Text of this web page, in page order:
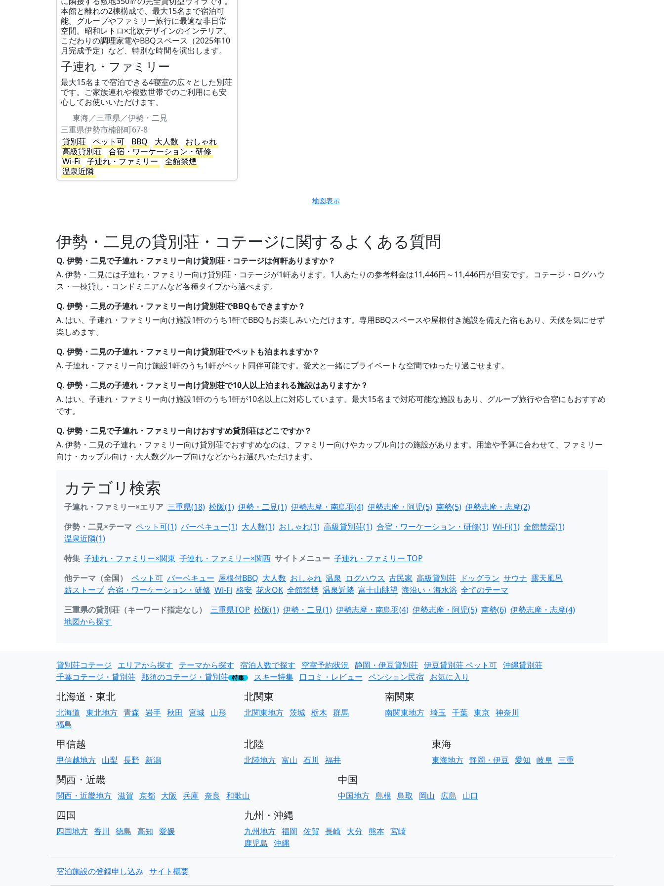
本館と離れの2棟構成で、最大15名まで宿泊可
能。グループやファミリー旅行に最適な非日常
空間。昭和レトロ×北欧デザインのインテリア、
こだわりの調理家電やBBQスペース（2025年10
月完成予定）など、特別な時間を演出します。
子連れ・ファミリー
最大15名まで宿泊できる4寝室の広々とした別荘
です。ご家族連れや複数世帯でのご利用にも安
心してお使いいただけます。
東海／三重県／伊勢・二見
三重県伊勢市楠部町67-8
貸別荘
ペット可 BBQ 大人数
おしゃれ
高級貸別荘
合宿・ワーケーション・研修
Wi-Fi
子連れ・ファミリー
全館禁煙
温泉近隣
地図表示
伊勢・二見の貸別荘・コテージに関するよくある質問
Q. 伊勢・二見で子連れ・ファミリー向け貸別荘・コテージは何軒ありますか？
A. 伊勢・二見には子連れ・ファミリー向け貸別荘・コテージが1軒あります。1人あたりの参考料金は11,446円～11,446円が目安です。コテージ・ログハウ
ス・一棟貸し・コンドミニアムなど各種タイプから選べます。
Q. 伊勢・二見の子連れ・ファミリー向け貸別荘でBBQもできますか？
A. はい、子連れ・ファミリー向け施設1軒のうち1軒でBBQもお楽しみいただけます。専用BBQスペースや屋根付き施設を備えた宿もあり、天候を気にせず
楽しめます。
Q. 伊勢・二見の子連れ・ファミリー向け貸別荘でペットも泊まれますか？
A. 子連れ・ファミリー向け施設1軒のうち1軒がペット同伴可能です。愛犬と一緒にプライベートな空間でゆったり過ごせます。
Q. 伊勢・二見の子連れ・ファミリー向け貸別荘で10人以上泊まれる施設はありますか？
A. はい、子連れ・ファミリー向け施設1軒のうち1軒が10名以上に対応しています。最大15名まで対応可能な施設もあり、グループ旅行や合宿にもおすすめ
です。
Q. 伊勢・二見で子連れ・ファミリー向けおすすめ貸別荘はどこですか？
A. 伊勢・二見の子連れ・ファミリー向け貸別荘でおすすめなのは、ファミリー向けやカップル向けの施設があります。用途や予算に合わせて、ファミリー
向け・カップル向け・大人数グループ向けなどからお選びいただけます。
カテゴリ検索
子連れ・ファミリー×エリア 三重県(18) 松阪(1) 伊勢・二見(1) 伊勢志摩・南鳥羽(4) 伊勢志摩・阿児(5) 南勢(5) 伊勢志摩・志摩(2)
伊勢・二見×テーマ ペット可(1) バーベキュー(1) 大人数(1) おしゃれ(1) 高級貸別荘(1) 合宿・ワーケーション・研修(1) Wi-Fi(1) 全館禁煙(1)
温泉近隣(1)
特集 子連れ・ファミリー×関東 子連れ・ファミリー×関西 サイトメニュー 子連れ・ファミリー TOP
他テーマ（全国）
ペット可 バーベキュー 屋根付BBQ 大人数 おしゃれ 温泉 ログハウス 古民家 高級貸別荘 ドッグラン サウナ 露天風呂
薪ストーブ 合宿・ワーケーション・研修 Wi-Fi 格安 花火OK 全館禁煙 温泉近隣 富士山眺望 海沿い・海水浴 全てのテーマ
三重県の貸別荘（キーワード指定なし）
三重県TOP 松阪(1) 伊勢・二見(1) 伊勢志摩・南鳥羽(4) 伊勢志摩・阿児(5) 南勢(6) 伊勢志摩・志摩(4)
地図から探す
貸別荘コテージ エリアから探す テーマから探す 宿泊人数で探す 空室予約状況 静岡・伊豆貸別荘 伊豆貸別荘 ペット可 沖縄貸別荘
千葉コテージ・貸別荘 那須のコテージ・貸別荘 特集 スキー特集 口コミ・レビュー ペンション民宿 お気に入り
北海道・東北
北海道 東北地方 青森 岩手 秋田 宮城 山形
福島
北関東
北関東地方 茨城 栃木 群馬
南関東
南関東地方 埼玉 千葉 東京 神奈川
甲信越
甲信越地方 山梨 長野 新潟
北陸
北陸地方 富山 石川 福井
東海
東海地方 静岡・伊豆 愛知 岐阜 三重
関西・近畿
関西・近畿地方 滋賀 京都 大阪 兵庫 奈良 和歌山
中国
中国地方 島根 鳥取 岡山 広島 山口
四国
四国地方 香川 徳島 高知 愛媛
九州・沖縄
九州地方 福岡 佐賀 長崎 大分 熊本 宮崎
鹿児島 沖縄
宿泊施設の登録申し込み サイト概要